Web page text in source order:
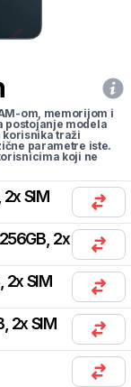
om, memorijom i
postojanje modela
korisnika traži
parametre iste.
koji ne
2x SIM
2x SIM
2x SIM
2x SIM